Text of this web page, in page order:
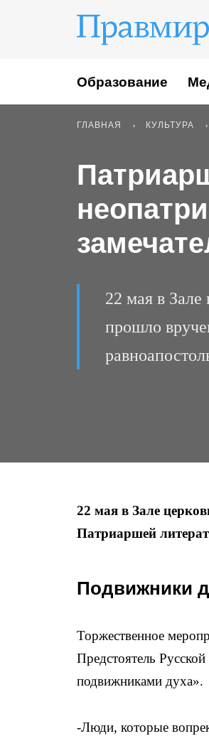
Образование
ГЛАВНАЯ КУЛЬТУРА
22 мая в Зале
прошло
22 мая в Зале
Патриаршей
Подвижники
Торжественное
Предстоятель
подвижниками духа».
-Люди, которые